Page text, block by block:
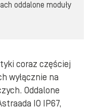
oddalone moduły
coraz częściej
wyłącznie na
Oddalone
IO IP67,